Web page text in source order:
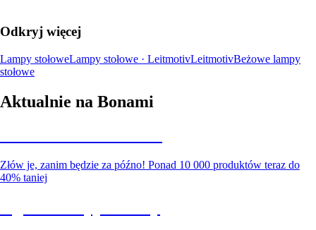
Odkryj więcej
Lampy stołoweLampy stołowe · LeitmotivLeitmotivBeżowe lampy
stołowe
Aktualnie na Bonami
Złów je, zanim będzie za późno! Ponad 10 000 produktów teraz do
40% taniej